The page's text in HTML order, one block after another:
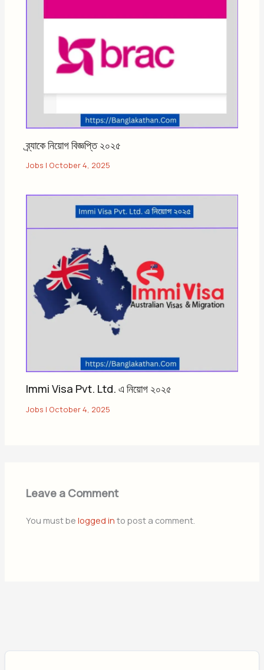
ব্র্যাকে নিয়োগ বিজ্ঞপ্তি ২০২৫
Jobs | October 4, 2025
Immi Visa Pvt. Ltd. এ নিয়োগ ২০২৫
Jobs | October 4, 2025
Leave a Comment
You must belogged in to post a comment.